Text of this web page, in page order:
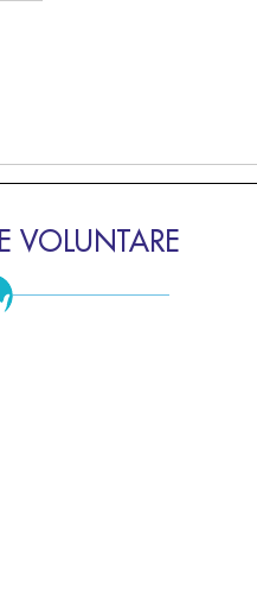
VOLUNTARE